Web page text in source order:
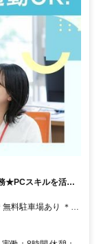
★PCスキルを活か
料駐車場あり ＊車